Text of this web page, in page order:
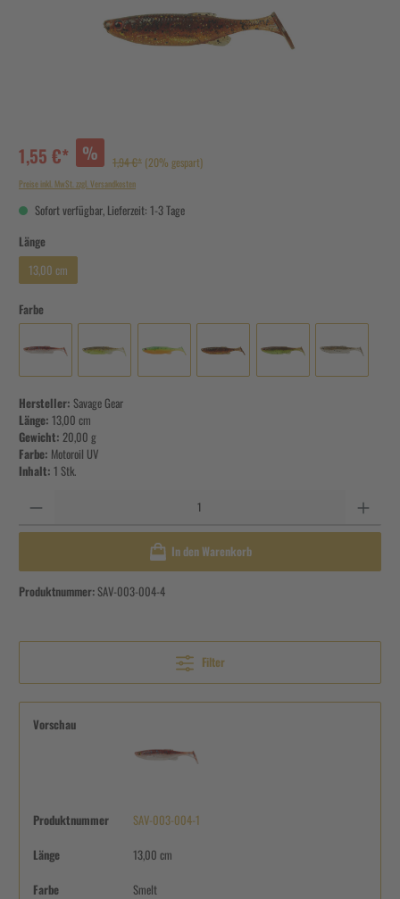
1,55 €* % 1,94 €* (20% gespart)
Preise inkl. MwSt. zzgl. Versandkosten
Sofort verfügbar, Lieferzeit: 1-3 Tage
Länge
13,00 cm
Farbe
Hersteller: Savage Gear
Länge: 13,00 cm
Gewicht: 20,00 g
Farbe: Motoroil UV
Inhalt: 1 Stk.
In den Warenkorb
Produktnummer:SAV-003-004-4
Filter
Vorschau
Produktnummer SAV-003-004-1
Länge 13,00 cm
Farbe Smelt